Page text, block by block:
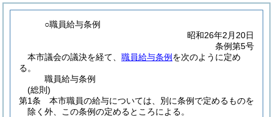
○職員給与条例
昭和26年2月20日
条例第5号
本市議会の議決を経て、 職員給与条例 を次のように定め
る。
職員給与条例
(総則)
第1条
本市職員の給与については、別に条例で定めるものを
除く外、この条例の定めるところによる。